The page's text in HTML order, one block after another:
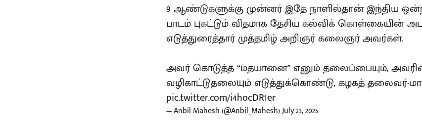
9 ஆண்டுகளுக்கு முன்னர் இதே நாளில்தான் இந்திய
பாடம் புகட்டும் விதமாக தேசிய கல்விக் கொள்கையின்
எடுத்துரைத்தார் முத்தமிழ் அறிஞர் கலைஞர் அவர்கள்.
அவர் கொடுத்த “மதயானை” எனும் தலைப்பையும்,
வழிகாட்டுதலையும் எடுத்துக்கொண்டு, கழகத் தலைவர்-
pic.twitter.com/i4hocDR1er
— Anbil Mahesh (@Anbil_Mahesh)July 23, 2025